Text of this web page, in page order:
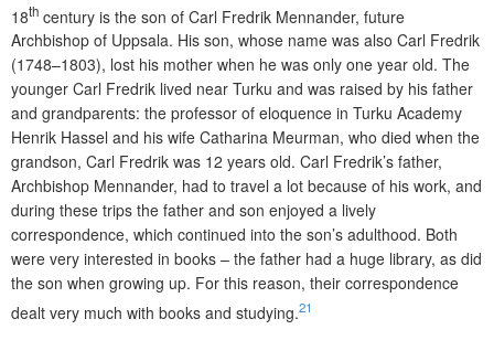
18th century is the son of Carl Fredrik Mennander, future
Archbishop of Uppsala. His son, whose name was also Carl Fredrik
(1748–1803), lost his mother when he was only one year old. The
younger Carl Fredrik lived near Turku and was raised by his father
and grandparents: the professor of eloquence in Turku Academy
Henrik Hassel and his wife Catharina Meurman, who died when the
grandson, Carl Fredrik was 12 years old. Carl Fredrik’s father,
Archbishop Mennander, had to travel a lot because of his work, and
during these trips the father and son enjoyed a lively
correspondence, which continued into the son’s adulthood. Both
were very interested in books – the father had a huge library, as did
the son when growing up. For this reason, their correspondence
dealt very much with books and studying.21